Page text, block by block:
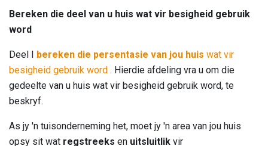
Bereken die deel van u huis wat vir besigheid gebruik
word
Deel I bereken die persentasie van jou huis wat vir
besigheid gebruik word . Hierdie afdeling vra u om die
gedeelte van u huis wat vir besigheid gebruik word, te
beskryf.
As jy 'n tuisonderneming het, moet jy 'n area van jou huis
opsy sit wat regstreeks en uitsluitlik vir